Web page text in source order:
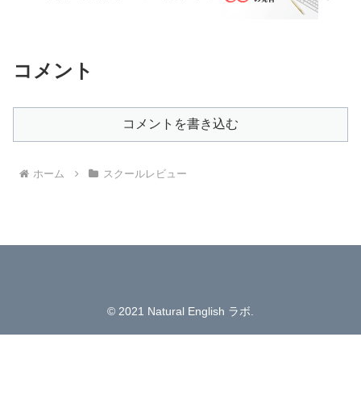
コメント
コメントを書き込む
ホーム スクールレビュー
© 2021 Natural English ラボ.